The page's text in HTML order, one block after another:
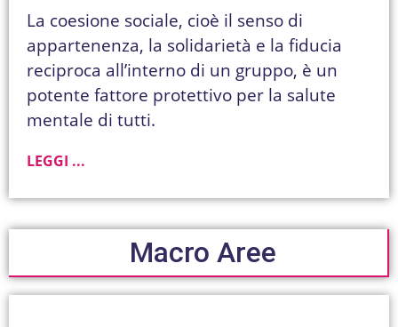
La coesione sociale, cioè il senso di
appartenenza, la solidarietà e la fiducia
reciproca all’interno di un gruppo, è un
potente fattore protettivo per la salute
mentale di tutti.
LEGGI ...
Macro Aree